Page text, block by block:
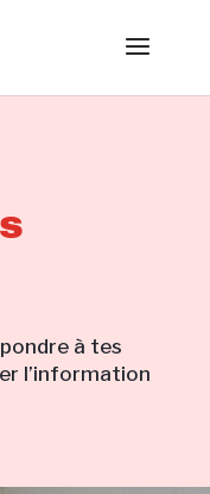
à tes
l’information